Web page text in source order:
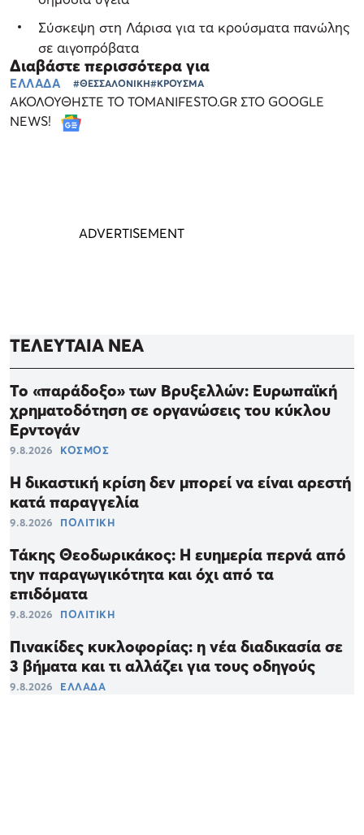
Σύσκεψη στη Λάρισα για τα κρούσματα πανώλης
σε αιγοπρόβατα
Διαβάστε περισσότερα για
ΕΛΛΑΔΑ #ΘΕΣΣΑΛΟΝΙΚΗ#ΚΡΟΥΣΜΑ
ΑΚΟΛΟΥΘΗΣΤΕ ΤΟ TOMANIFESTO.GR ΣΤΟ GOOGLE
NEWS!
ΤΕΛΕΥΤΑΙΑ ΝΕΑ
Το «παράδοξο» των Βρυξελλών: Ευρωπαϊκή
χρηματοδότηση σε οργανώσεις του κύκλου
Ερντογάν
9.8.2026 ΚΟΣΜΟΣ
Η δικαστική κρίση δεν μπορεί να είναι αρεστή
κατά παραγγελία
9.8.2026 ΠΟΛΙΤΙΚΗ
Τάκης Θεοδωρικάκος: Η ευημερία περνά από
την παραγωγικότητα και όχι από τα
επιδόματα
9.8.2026 ΠΟΛΙΤΙΚΗ
Πινακίδες κυκλοφορίας: η νέα διαδικασία σε
3 βήματα και τι αλλάζει για τους οδηγούς
9.8.2026 ΕΛΛΑΔΑ